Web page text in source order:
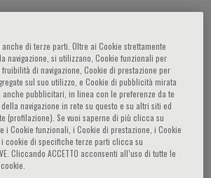
di più di 300 lavori scientifici
reviewed” quali: Nature, Nature
Academy of Sciences,
di terze parti. Oltre ai Cookie strettamente
navigazione, si utilizzano, Cookie funzionali per
di navigazione, Cookie di prestazione per
sul suo utilizzo, e Cookie di pubblicità mirata
pubblicitari, in linea con le preferenze da te
navigazione in rete su questo e su altri siti ed
(profilazione). Se vuoi saperne di più clicca su
i Cookie funzionali, i Cookie di prestazione, i Cookie
cookie di specifiche terze parti clicca su
Cliccando ACCETTO acconsenti all’uso di tutte le